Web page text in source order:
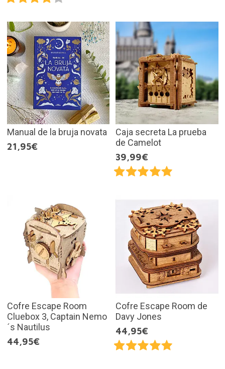
Manual de la bruja novata
21,95€
Caja secreta La prueba
de Camelot
39,99€
Cofre Escape Room
Cluebox 3, Captain Nemo
´s Nautilus
44,95€
Cofre Escape Room de
Davy Jones
44,95€